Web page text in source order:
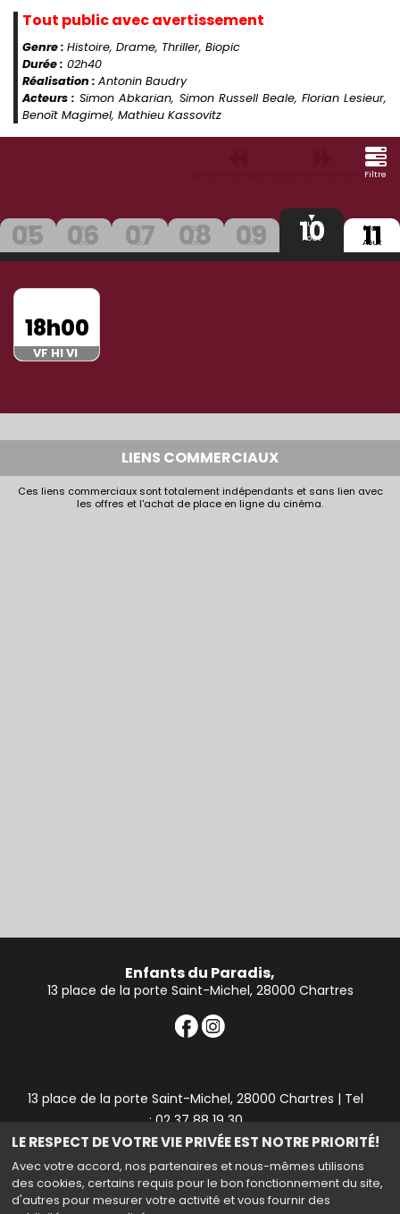
LE RESPECT DE VOTRE VIE PRIVÉE EST NOTRE PRIORITÉ!
Avec votre accord, nos partenaires et nous-mêmes utilisons
des cookies, certains requis pour le bon fonctionnement du site,
d'autres pour mesurer votre activité et vous fournir des
Tout public avec avertissement
Genre : Histoire, Drame, Thriller, Biopic
Durée : 02h40
Réalisation : Antonin Baudry
Acteurs : Simon Abkarian, Simon Russell Beale, Florian Lesieur,
Benoît Magimel, Mathieu Kassovitz
Filtre
Mer
05
Aout
Jeu
06
Aout
Ven
07
Aout
Sam
08
Aout
Dim
09
Aout
Lun
10
Aout
Mar
11
Aout
18h00
VF HI VI
LIENS COMMERCIAUX
Ces liens commerciaux sont totalement indépendants et sans lien avec
les offres et l'achat de place en ligne du cinéma.
Enfants du Paradis,
13 place de la porte Saint-Michel, 28000 Chartres
13 place de la porte Saint-Michel, 28000 Chartres | Tel
: 02 37 88 19 30